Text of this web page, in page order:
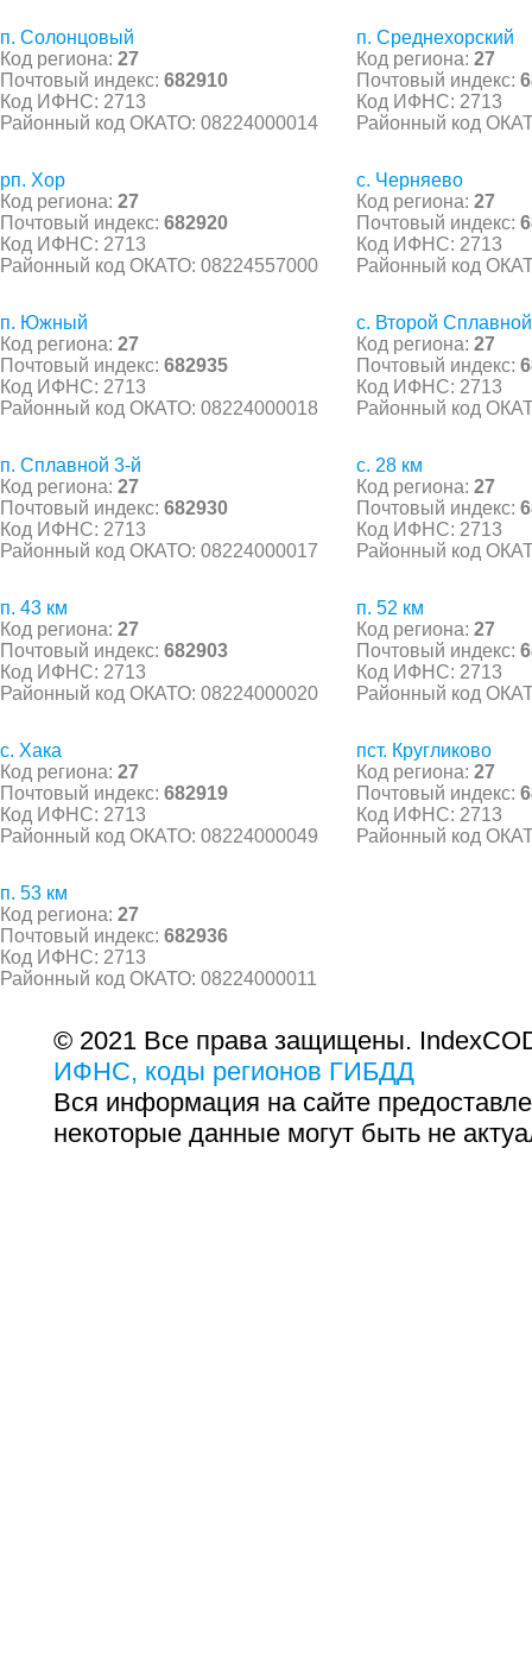
п. Солонцовый
Код региона: 27
Почтовый индекс: 682910
Код ИФНС: 2713
Районный код ОКАТО: 08224000014
п. Среднехорский
Код региона: 27
Почтовый индекс:
Код ИФНС: 2713
Районный код
рп. Хор
Код региона: 27
Почтовый индекс: 682920
Код ИФНС: 2713
Районный код ОКАТО: 08224557000
с. Черняево
Код региона: 27
Почтовый индекс:
Код ИФНС: 2713
Районный код
п. Южный
Код региона: 27
Почтовый индекс: 682935
Код ИФНС: 2713
Районный код ОКАТО: 08224000018
с. Второй
Код региона: 27
Почтовый индекс:
Код ИФНС: 2713
Районный код
п. Сплавной 3-й
Код региона: 27
Почтовый индекс: 682930
Код ИФНС: 2713
Районный код ОКАТО: 08224000017
с. 28 км
Код региона: 27
Почтовый индекс:
Код ИФНС: 2713
Районный код
п. 43 км
Код региона: 27
Почтовый индекс: 682903
Код ИФНС: 2713
Районный код ОКАТО: 08224000020
п. 52 км
Код региона: 27
Почтовый индекс:
Код ИФНС: 2713
Районный код
с. Хака
Код региона: 27
Почтовый индекс: 682919
Код ИФНС: 2713
Районный код ОКАТО: 08224000049
пст. Кругликово
Код региона: 27
Почтовый индекс:
Код ИФНС: 2713
Районный код
п. 53 км
Код региона: 27
Почтовый индекс: 682936
Код ИФНС: 2713
Районный код ОКАТО: 08224000011
© 2021 Все права защищены.
ИФНС, коды регионов ГИБДД
Вся информация на сайте
некоторые данные могут быть не